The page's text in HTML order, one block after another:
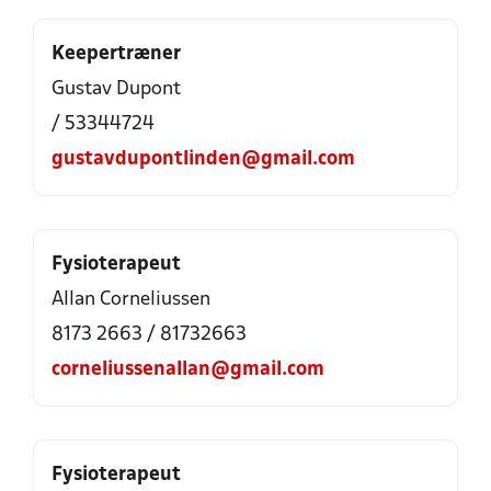
Keepertræner
Gustav Dupont
/ 53344724
gustavdupontlinden@gmail.com
Fysioterapeut
Allan Corneliussen
8173 2663 / 81732663
corneliussenallan@gmail.com
Fysioterapeut